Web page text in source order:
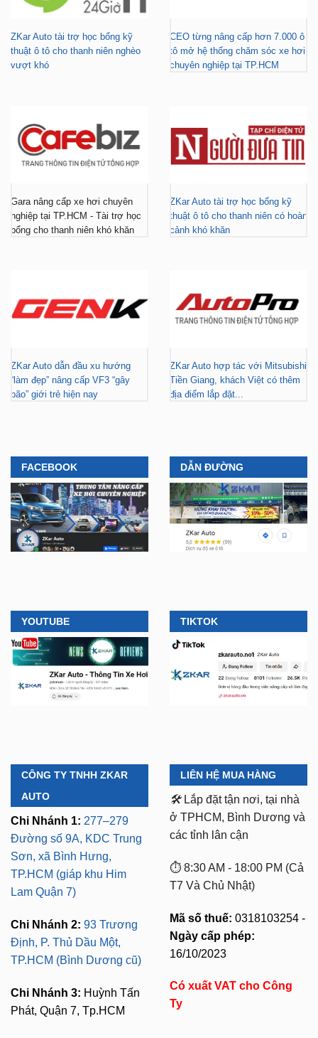
ZKar Auto tài trợ học bổng kỹ
thuật ô tô cho thanh niên nghèo
vượt khó
CEO từng nâng cấp hơn 7.000 ô
tô mở hệ thống chăm sóc xe hơi
chuyên nghiệp tại TP.HCM
Gara nâng cấp xe hơi chuyên
nghiệp tại TP.HCM - Tài trợ học
bổng cho thanh niên khó khăn
ZKar Auto tài trợ học bổng kỹ
thuật ô tô cho thanh niên có hoàn
cảnh khó khăn
ZKar Auto dẫn đầu xu hướng
“làm đẹp” nâng cấp VF3 “gây
bão” giới trẻ hiện nay
ZKar Auto hợp tác với Mitsubishi
Tiền Giang, khách Việt có thêm
địa điểm lắp đặt...
FACEBOOK DẪN ĐƯỜNG
YOUTUBE TIKTOK
CÔNG TY TNHH ZKAR
AUTO
Chi Nhánh 1: 277–279
Đường số 9A, KDC Trung
Sơn, xã Bình Hưng,
TP.HCM (giáp khu Him
Lam Quận 7)
Chi Nhánh 2: 93 Trương
Định, P. Thủ Dầu Một,
TP.HCM (Bình Dương cũ)
Chi Nhánh 3: Huỳnh Tấn
Phát, Quận 7, Tp.HCM
LIÊN HỆ MUA HÀNG
🛠️ Lắp đặt tận nơi, tại nhà
ở TPHCM, Bình Dương và
các tỉnh lân cận
⏱️ 8:30 AM - 18:00 PM (Cả
T7 Và Chủ Nhật)
Mã số thuế: 0318103254 -
Ngày cấp phép:
16/10/2023
Có xuất VAT cho Công
Ty